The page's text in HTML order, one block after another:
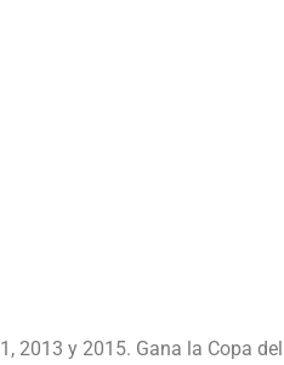
2013 y 2015. Gana la Copa del